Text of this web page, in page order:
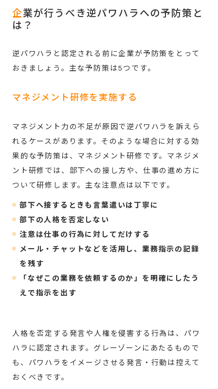
企業が行うべき逆パワハラへの予防策と
は？
逆パワハラと認定される前に企業が予防策をとって
おきましょう。主な予防策は5つです。
マネジメント研修を実施する
マネジメント力の不足が原因で逆パワハラを訴えら
れるケースがあります。そのような場合に対する効
果的な予防策は、マネジメント研修です。マネジメ
ント研修では、部下への接し方や、仕事の進め方に
ついて研修します。主な注意点は以下です。
部下へ接するときも言葉遣いは丁寧に
部下の人格を否定しない
注意は仕事の行為に対してだけする
メール・チャットなどを活用し、業務指示の記録
を残す
「なぜこの業務を依頼するのか」を明確にしたう
えで指示を出す
人格を否定する発言や人権を侵害する行為は、パワ
ハラに認定されます。グレーゾーンにあたるもので
も、パワハラをイメージさせる発言・行動は控えて
おくべきです。